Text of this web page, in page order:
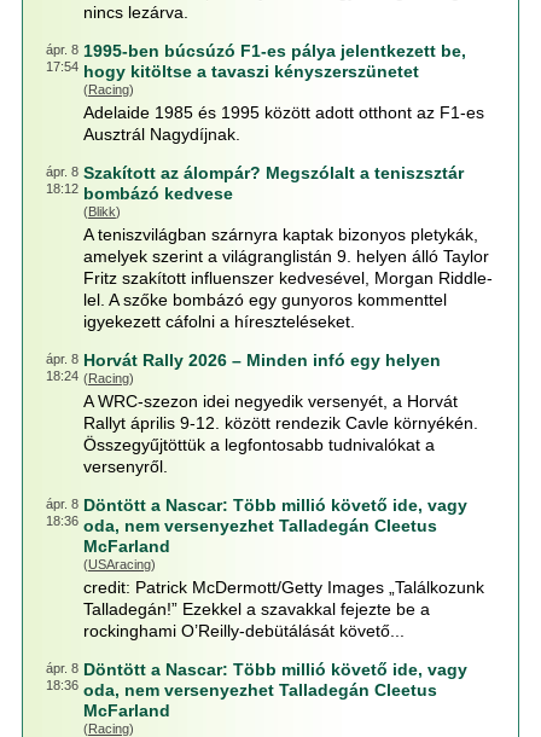
nincs lezárva.
ápr. 8
17:54
1995-ben búcsúzó F1-es pálya jelentkezett be,
hogy kitöltse a tavaszi kényszerszünetet
(Racing)
Adelaide 1985 és 1995 között adott otthont az F1-es
Ausztrál Nagydíjnak.
ápr. 8
18:12
Szakított az álompár? Megszólalt a teniszsztár
bombázó kedvese
(Blikk)
A teniszvilágban szárnyra kaptak bizonyos pletykák,
amelyek szerint a világranglistán 9. helyen álló Taylor
Fritz szakított influenszer kedvesével, Morgan Riddle-
lel. A szőke bombázó egy gunyoros kommenttel
igyekezett cáfolni a híreszteléseket.
ápr. 8
18:24
Horvát Rally 2026 – Minden infó egy helyen
(Racing)
A WRC-szezon idei negyedik versenyét, a Horvát
Rallyt április 9-12. között rendezik Cavle környékén.
Összegyűjtöttük a legfontosabb tudnivalókat a
versenyről.
ápr. 8
18:36
Döntött a Nascar: Több millió követő ide, vagy
oda, nem versenyezhet Talladegán Cleetus
McFarland
(USAracing)
credit: Patrick McDermott/Getty Images „Találkozunk
Talladegán!” Ezekkel a szavakkal fejezte be a
rockinghami O’Reilly-debütálását követő...
ápr. 8
18:36
Döntött a Nascar: Több millió követő ide, vagy
oda, nem versenyezhet Talladegán Cleetus
McFarland
(Racing)